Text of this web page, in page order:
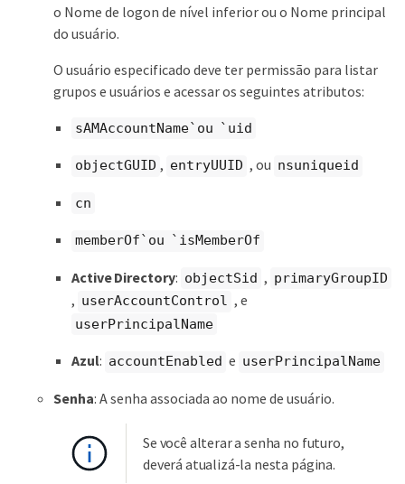
o Nome de logon de nível inferior ou o Nome principal
do usuário.
O usuário especificado deve ter permissão para listar
grupos e usuários e acessar os seguintes atributos:
sAMAccountName`ou `uid
objectGUID , entryUUID , ou nsuniqueid
cn
memberOf`ou `isMemberOf
Active Directory: objectSid , primaryGroupID
, userAccountControl , e
userPrincipalName
Azul: accountEnabled e userPrincipalName
Senha: A senha associada ao nome de usuário.
Se você alterar a senha no futuro,
deverá atualizá-la nesta página.